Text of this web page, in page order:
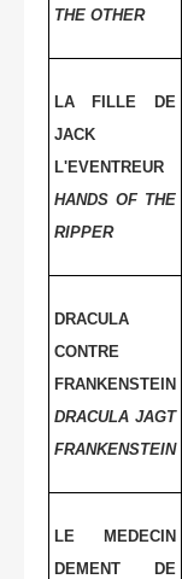
THE OTHER
LA FILLE DE
JACK
L'EVENTREUR
HANDS OF THE
RIPPER
DRACULA
CONTRE
FRANKENSTEIN
DRACULA JAGT
FRANKENSTEIN
LE MEDECIN
DEMENT DE